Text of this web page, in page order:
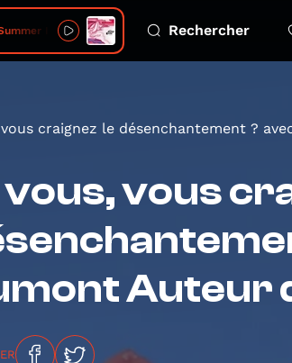
Is Over Rechercher
craignez le désenchantement ?
vous
Auteur